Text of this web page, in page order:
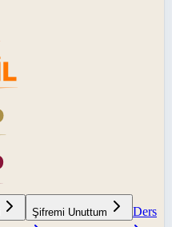
Şifremi Unuttum
Ders